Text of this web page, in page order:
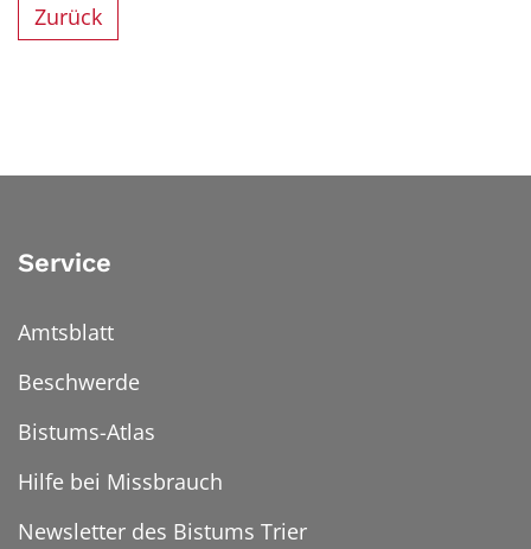
Zurück
Service
Amtsblatt
Beschwerde
Bistums-Atlas
Hilfe bei Missbrauch
Newsletter des Bistums Trier